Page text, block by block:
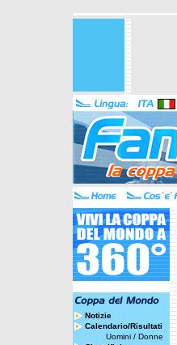
Notizie
Calendario/Risultati
Uomini / Donne